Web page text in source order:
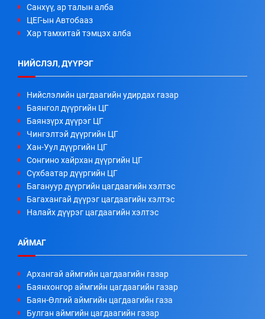
Санхүү, ар талын алба
ЦЕГ-ын Автобааз
Хар тамхитай тэмцэх алба
НИЙСЛЭЛ, ДҮҮРЭГ
Нийслэлийн цагдаагийн удирдах газар
Баянгол дүүргийн ЦГ
Баянзүрх дүүрэг ЦГ
Чингэлтэй дүүргийн ЦГ
Хан-Уул дүүргийн ЦГ
Сонгино хайрхан дүүргийн ЦГ
Сүхбаатар дүүргийн ЦГ
Багануур дүүргийн цагдаагийн хэлтэс
Багахангай дүүрэг цагдаагийн хэлтэс
Налайх дүүрэг цагдаагийн хэлтэс
АЙМАГ
Архангай аймгийн цагдаагийн газар
Баянхонгор аймгийн цагдаагийн газар
Баян-Өлгий аймгийн цагдаагийн газа
Булган аймгийн цагдаагийн газар